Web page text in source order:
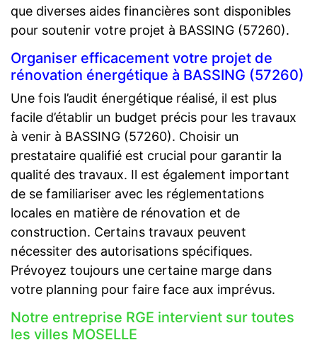
que diverses aides financières sont disponibles
pour soutenir votre projet à BASSING (57260).
Organiser efficacement votre projet de
rénovation énergétique à BASSING (57260)
Une fois l’audit énergétique réalisé, il est plus
facile d’établir un budget précis pour les travaux
à venir à BASSING (57260). Choisir un
prestataire qualifié est crucial pour garantir la
qualité des travaux. Il est également important
de se familiariser avec les réglementations
locales en matière de rénovation et de
construction. Certains travaux peuvent
nécessiter des autorisations spécifiques.
Prévoyez toujours une certaine marge dans
votre planning pour faire face aux imprévus.
Notre entreprise RGE intervient sur toutes
les villes MOSELLE